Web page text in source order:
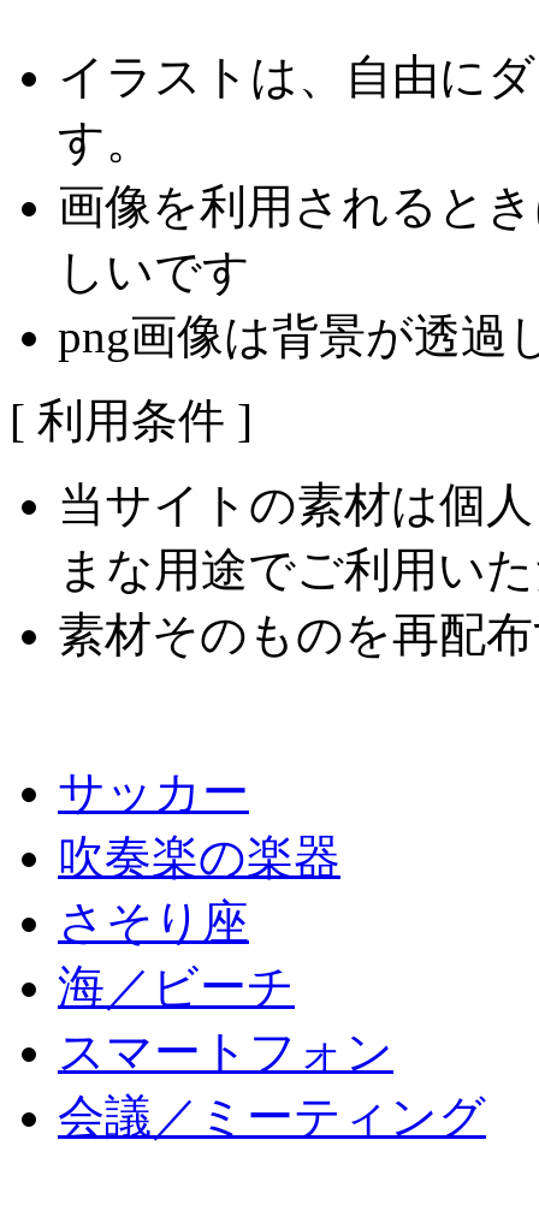
イラストは、自由に
す。
画像を利用されると
しいです
png画像は背景が透過
[ 利用条件 ]
当サイトの素材は個
まな用途でご利用い
素材そのものを再配
サッカー
吹奏楽の楽器
さそり座
海／ビーチ
スマートフォン
会議／ミーティング